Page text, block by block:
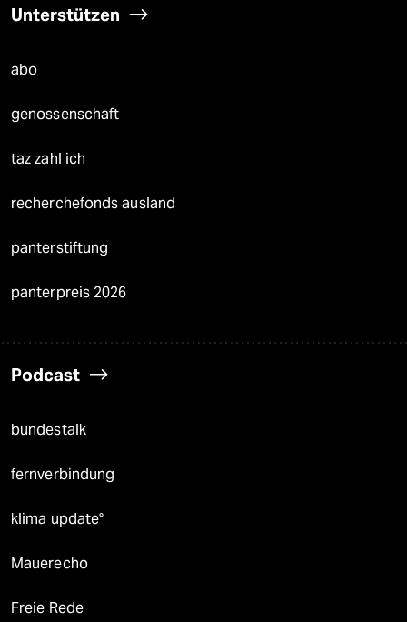
Unterstützen
abo
genossenschaft
taz zahl ich
recherchefonds ausland
panterstiftung
panterpreis 2026
Podcast
bundestalk
fernverbindung
klima update°
Mauerecho
Freie Rede